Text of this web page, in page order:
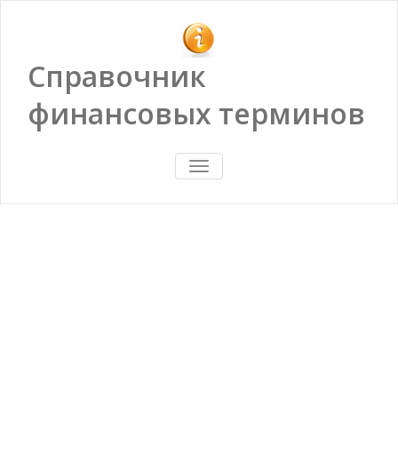
Справочник
финансовых терминов
ПОКАЗАТЬ/
СКРЫТЬ